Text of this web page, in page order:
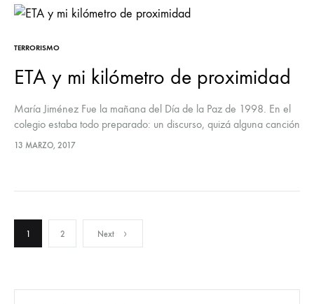
TERRORISMO
ETA y mi kilómetro de proximidad
María Jiménez Fue la mañana del Día de la Paz de 1998. En el
colegio estaba todo preparado: un discurso, quizá alguna canción
y unas cuantas palomas que se soltarían…
13 MARZO, 2017
Paginación
de
1 2 Next